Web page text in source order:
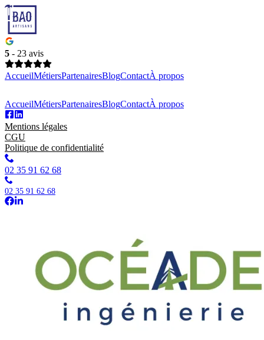
5 - 23 avis
AccueilMétiersPartenairesBlogContactÀ propos
AccueilMétiersPartenairesBlogContactÀ propos
Mentions légales
CGU
Politique de confidentialité
02 35 91 62 68
02 35 91 62 68
Panneau de gestion des cookies